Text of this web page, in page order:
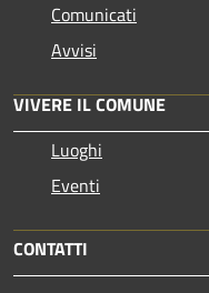
Comunicati
Avvisi
VIVERE IL COMUNE
Luoghi
Eventi
CONTATTI